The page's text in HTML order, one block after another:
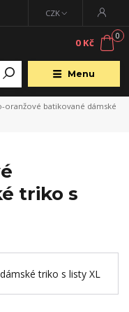
Menu
CZK
0
0 Kč
oranžové batikované dámské
triko s